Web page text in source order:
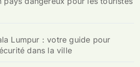
Lumpur : votre guide pour
dans la ville